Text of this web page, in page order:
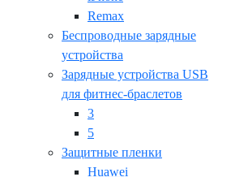
Remax
Беспроводные зарядные
устройства
Зарядные устройства USB
для фитнес-браслетов
3
5
Защитные пленки
Huawei